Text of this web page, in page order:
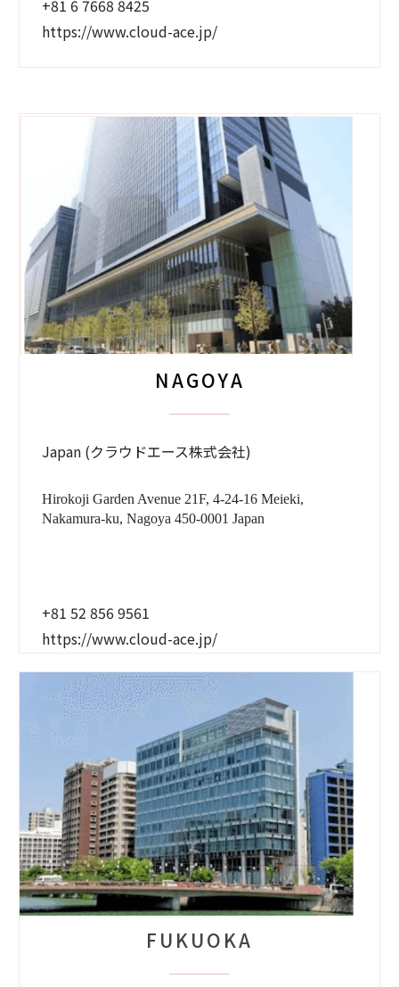
+81 6 7668 8425
https://www.cloud-ace.jp/
NAGOYA
Japan (クラウドエース株式会社)
Hirokoji Garden Avenue 21F, 4-24-16 Meieki,
Nakamura-ku, Nagoya 450-0001 Japan
+81 52 856 9561
https://www.cloud-ace.jp/
FUKUOKA